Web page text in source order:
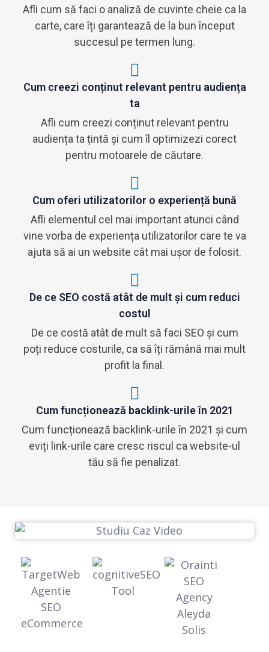
Afli cum să faci o analiză de cuvinte cheie ca la
carte, care îți garantează de la bun început
succesul pe termen lung.
Cum creezi conținut relevant pentru audiența
ta
Afli cum creezi conținut relevant pentru
audiența ta țintă și cum îl optimizezi corect
pentru motoarele de căutare.
Cum oferi utilizatorilor o experiență bună
Afli elementul cel mai important atunci când
vine vorba de experiența utilizatorilor care te va
ajuta să ai un website cât mai ușor de folosit.
De ce SEO costă atât de mult și cum reduci
costul
De ce costă atât de mult să faci SEO și cum
poți reduce costurile, ca să îți rămână mai mult
profit la final.
Cum funcționează backlink-urile în 2021
Cum funcționează backlink-urile în 2021 și cum
eviți link-urile care cresc riscul ca website-ul
tău să fie penalizat.